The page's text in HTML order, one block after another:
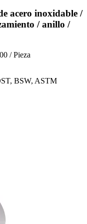
acero inoxidable /
/ anillo /
/ Pieza
BSW, ASTM